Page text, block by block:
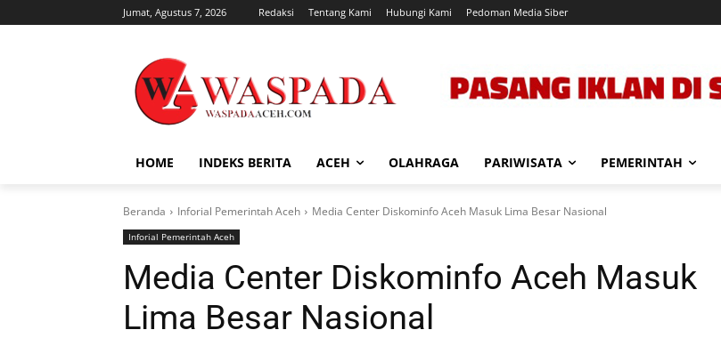
Jumat, Agustus 7, 2026 Redaksi Tentang Kami Hubungi Kami Pedoman Media Siber
HOME INDEKS BERITA ACEH OLAHRAGA PARIWISATA PEMERINTAH
Beranda Inforial Pemerintah Aceh Media Center Diskominfo Aceh Masuk Lima Besar Nasional
Inforial Pemerintah Aceh
Media Center Diskominfo Aceh Masuk
Lima Besar Nasional